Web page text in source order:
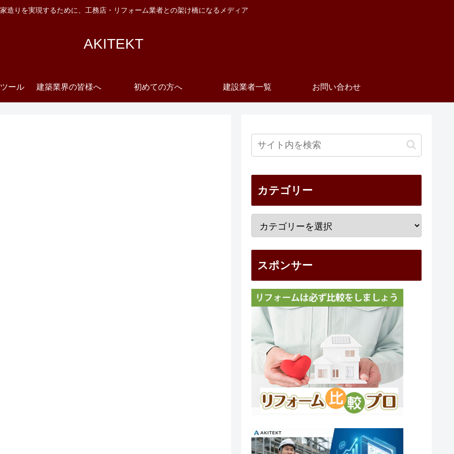
造りを実現するために、工務店・リフォーム業者との架け橋になるメディア
AKITEKT
ール 建築業界の皆様へ 初めての方へ 建設業者一覧 お問い合わせ
カテゴリー
スポンサー